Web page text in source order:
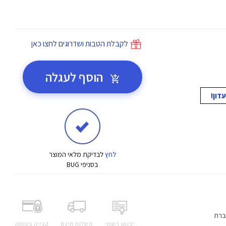
לקבלת הטבות ושדרוגים לחצו כאן
הוסף לעגלה
לחץלבדיקת מלאי המוצר
בסניפי BUG
יבואן רשמי משלוח חינם קנייה בטוחה